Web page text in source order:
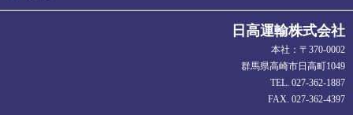
日高運輸株式会社
本社：〒370-0002
群馬県高崎市日高町1049
TEL. 027-362-1887
FAX. 027-362-4397